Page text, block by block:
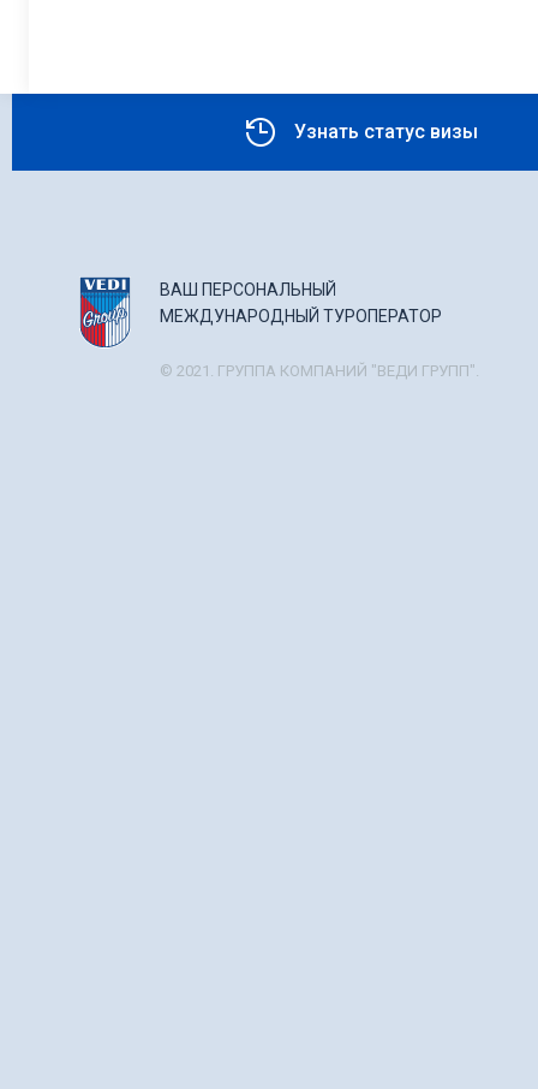
Узнать статус визы
ВАШ ПЕРСОНАЛЬНЫЙ
МЕЖДУНАРОДНЫЙ ТУРОПЕРАТОР
© 2021. ГРУППА КОМПАНИЙ "ВЕДИ ГРУПП".